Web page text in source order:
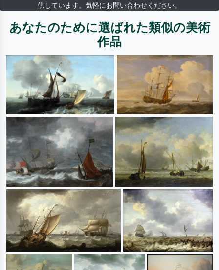
供しています。気軽にお問い合わせください。
あなたのために選ばれた類似の美術
作品